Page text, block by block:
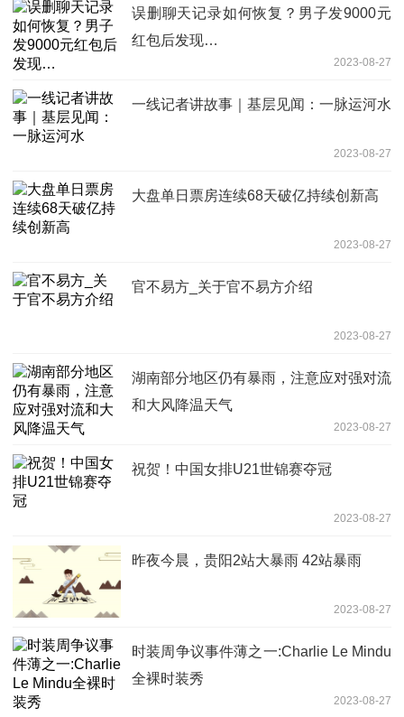
误删聊天记录如何恢复？男子发9000元
红包后发现…
2023-08-27
一线记者讲故事｜基层见闻：一脉运河水
2023-08-27
大盘单日票房连续68天破亿持续创新高
2023-08-27
官不易方_关于官不易方介绍
2023-08-27
湖南部分地区仍有暴雨，注意应对强对流
和大风降温天气
2023-08-27
祝贺！中国女排U21世锦赛夺冠
2023-08-27
昨夜今晨，贵阳2站大暴雨 42站暴雨
2023-08-27
时装周争议事件薄之一:Charlie Le Mindu
全裸时装秀
2023-08-27